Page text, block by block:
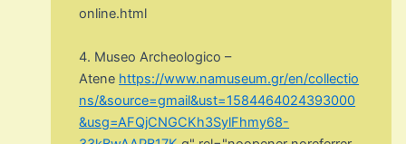
online.html
4. Museo Archeologico –
Atene https://www.namuseum.gr/en/collectio
ns/&source=gmail&ust=1584464024393000
&usg=AFQjCNGCKh3SylFhmy68-